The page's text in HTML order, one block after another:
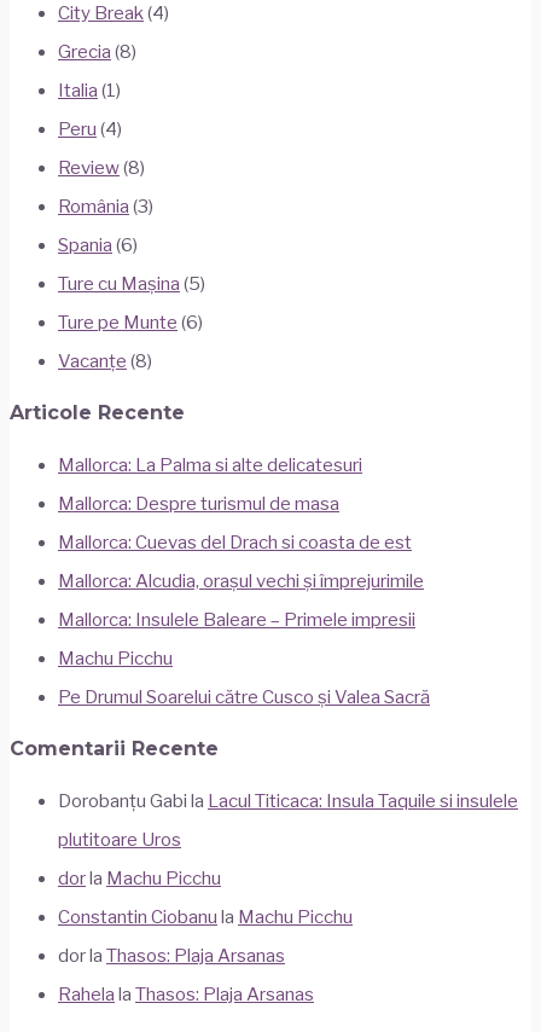
City Break (4)
Grecia (8)
Italia (1)
Peru (4)
Review(8)
România (3)
Spania (6)
Ture cu Mașina (5)
Ture pe Munte (6)
Vacanțe (8)
Articole Recente
Mallorca: La Palma si alte delicatesuri
Mallorca: Despre turismul de masa
Mallorca: Cuevas del Drach si coasta de est
Mallorca: Alcudia, orașul vechi și împrejurimile
Mallorca: Insulele Baleare – Primele impresii
Machu Picchu
Pe Drumul Soarelui către Cusco și Valea Sacră
Comentarii Recente
Dorobanțu Gabi la Lacul Titicaca: Insula Taquile si insulele
plutitoare Uros
dorla Machu Picchu
Constantin Ciobanu la Machu Picchu
dorla Thasos: Plaja Arsanas
Rahela la Thasos: Plaja Arsanas